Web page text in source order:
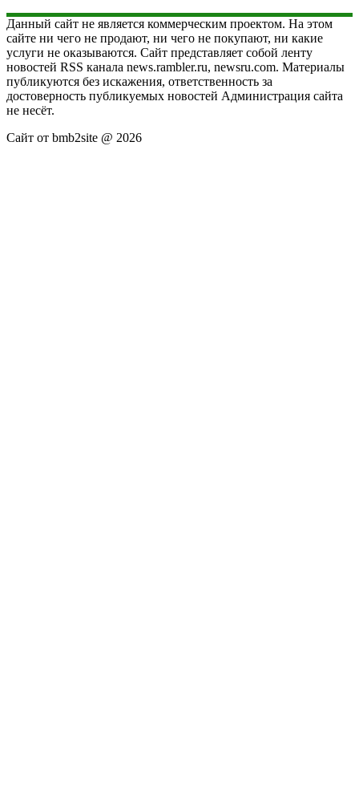
Данный сайт не является коммерческим проектом. На этом
сайте ни чего не продают, ни чего не покупают, ни какие
услуги не оказываются. Сайт представляет собой ленту
новостей RSS канала news.rambler.ru, newsru.com. Материалы
публикуются без искажения, ответственность за
достоверность публикуемых новостей Администрация сайта
не несёт.
Сайт от bmb2site @ 2026